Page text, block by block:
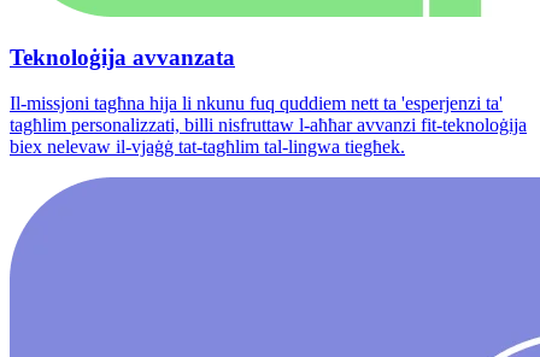
Teknoloġija avvanzata
Il-missjoni tagħna hija li nkunu fuq quddiem nett ta 'esperjenzi ta'
tagħlim personalizzati, billi nisfruttaw l-aħħar avvanzi fit-teknoloġija
biex nelevaw il-vjaġġ tat-tagħlim tal-lingwa tiegħek.